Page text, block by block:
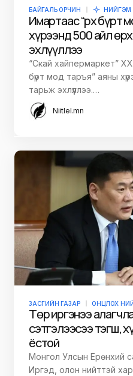
БАЙГАЛЬ ОРЧИН НИЙГЭМ
Имартаас “Өрх бүрт
хүрээнд 500 айл
эхлүүллээ
“Скай хайпермаркет”
бүрт мод таръя” аяны
тарьж эхлүүллээ.…
Niitlel.mn
ЗАСГИЙН ГАЗАР ОНЦЛОХ
Төр иргэнээ
сэтгэлээсээ тэгш,
ёстой
Монгол Улсын Ерөнхий
Иргэд, олон нийттэй